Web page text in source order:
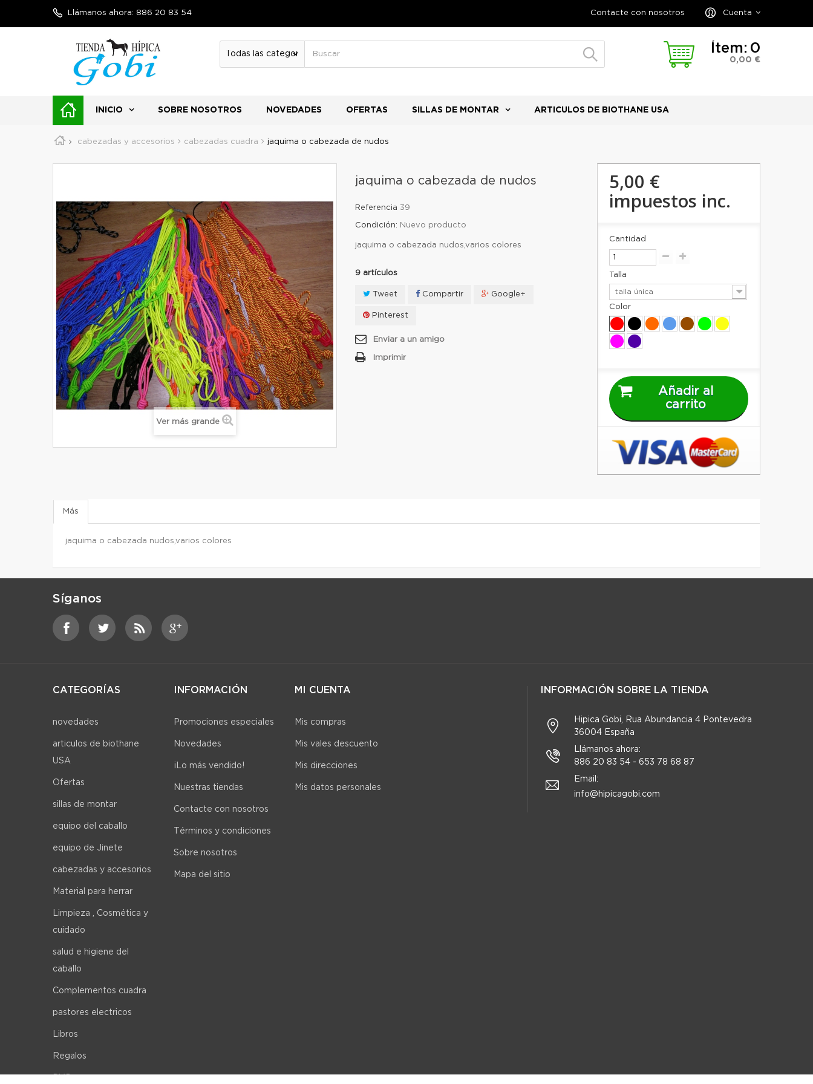
Cuenta
Contacte con nosotros
Llámanos ahora: 886 20 83 54
Ítem: 0
0,00 €
INICIO SOBRE NOSOTROS NOVEDADES OFERTAS SILLAS DE MONTAR ARTICULOS DE BIOTHANE USA
cabezadas y accesorios cabezadas cuadra jaquima o cabezada de nudos
Ver más grande
jaquima o cabezada de nudos
Referencia 39
Condición: Nuevo producto
jaquima o cabezada nudos,varios colores
9 artículos
Tweet Compartir Google+
Pinterest
Enviar a un amigo
Imprimir
5,00 €
impuestos inc.
Cantidad
Talla
talla única
Color
Añadir al
carrito
Más
jaquima o cabezada nudos,varios colores
Síganos
CATEGORÍAS
novedades
articulos de biothane
USA
Ofertas
sillas de montar
equipo del caballo
equipo de Jinete
cabezadas y accesorios
Material para herrar
Limpieza , Cosmética y
cuidado
salud e higiene del
caballo
Complementos cuadra
pastores electricos
Libros
Regalos
INFORMACIÓN
Promociones especiales
Novedades
¡Lo más vendido!
Nuestras tiendas
Contacte con nosotros
Términos y condiciones
Sobre nosotros
Mapa del sitio
MI CUENTA
Mis compras
Mis vales descuento
Mis direcciones
Mis datos personales
INFORMACIÓN SOBRE LA TIENDA
Hipica Gobi, Rua Abundancia 4 Pontevedra
36004 España
Llámanos ahora:
886 20 83 54 - 653 78 68 87
Email:
info@hipicagobi.com